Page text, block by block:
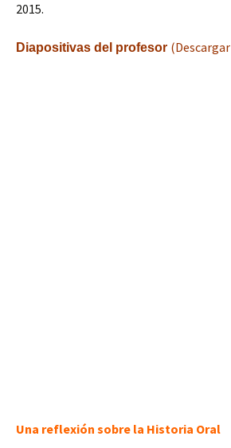
2015.
Diapositivas del profesor (Descargar
Una reflexión sobre la Historia Oral